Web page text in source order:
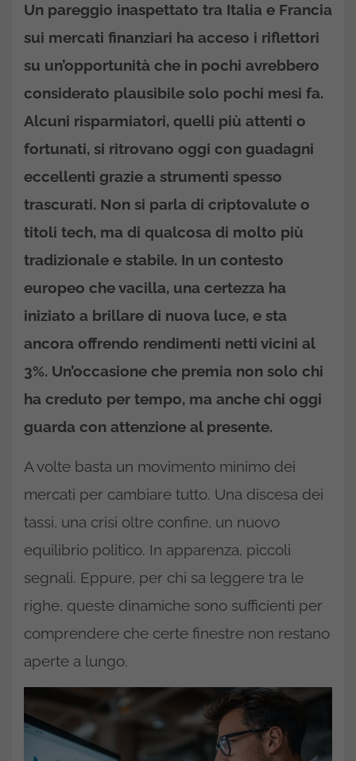
Un pareggio inaspettato tra Italia e Francia
sui mercati finanziari ha acceso i riflettori
su un’opportunità che in pochi avrebbero
considerato plausibile solo pochi mesi fa.
Alcuni risparmiatori, quelli più attenti o
fortunati, si ritrovano oggi con guadagni
eccellenti grazie a strumenti spesso
trascurati. Non si parla di criptovalute o
titoli tech, ma di qualcosa di molto più
tradizionale e stabile. In un contesto
europeo che vacilla, una certezza ha
iniziato a brillare di nuova luce, e sta
ancora offrendo rendimenti netti vicini al
3%. Un’occasione che premia non solo chi
ha creduto per tempo, ma anche chi oggi
guarda con attenzione al presente.
A volte basta un movimento minimo dei
mercati per cambiare tutto. Una discesa dei
tassi, una crisi oltre confine, un nuovo
equilibrio politico. In apparenza, piccoli
segnali. Eppure, per chi sa leggere tra le
righe, queste dinamiche sono sufficienti per
comprendere che certe finestre non restano
aperte a lungo.